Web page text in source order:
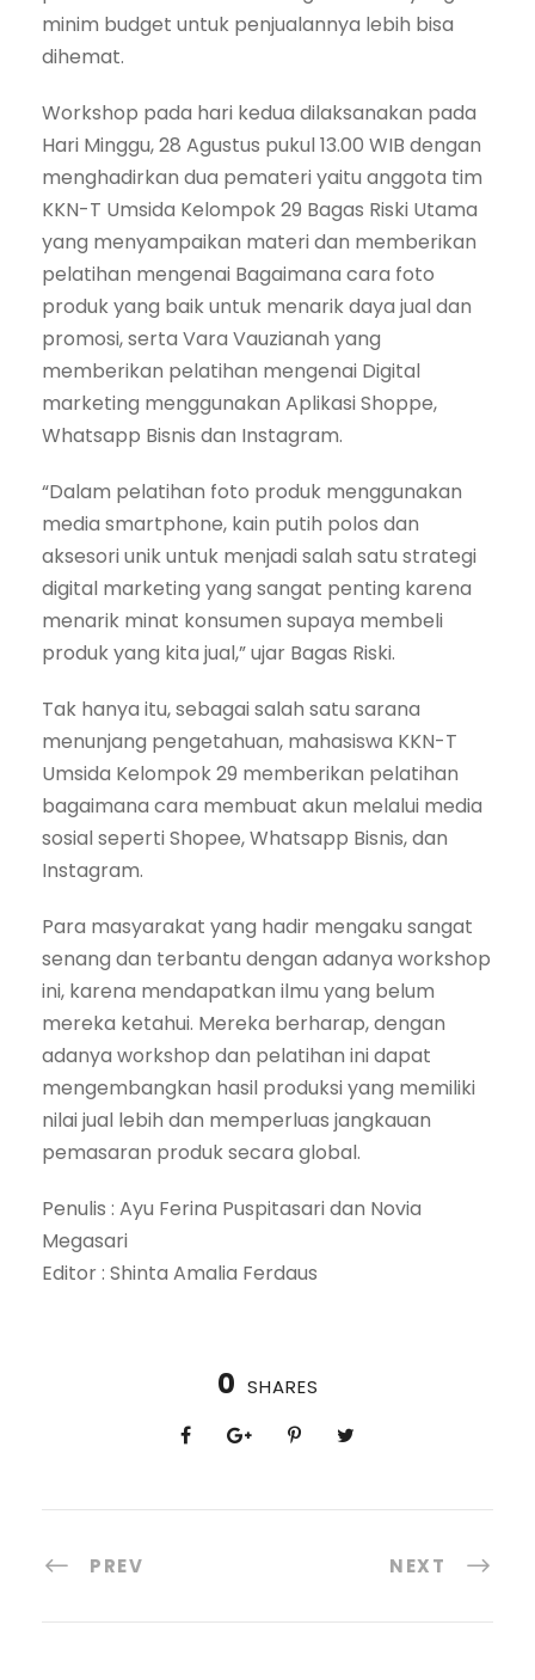
minim budget untuk penjualannya lebih bisa
dihemat.
Workshop pada hari kedua dilaksanakan pada
Hari Minggu, 28 Agustus pukul 13.00 WIB dengan
menghadirkan dua pemateri yaitu anggota tim
KKN-T Umsida Kelompok 29 Bagas Riski Utama
yang menyampaikan materi dan memberikan
pelatihan mengenai Bagaimana cara foto
produk yang baik untuk menarik daya jual dan
promosi, serta Vara Vauzianah yang
memberikan pelatihan mengenai Digital
marketing menggunakan Aplikasi Shoppe,
Whatsapp Bisnis dan Instagram.
“Dalam pelatihan foto produk menggunakan
media smartphone, kain putih polos dan
aksesori unik untuk menjadi salah satu strategi
digital marketing yang sangat penting karena
menarik minat konsumen supaya membeli
produk yang kita jual,” ujar Bagas Riski.
Tak hanya itu, sebagai salah satu sarana
menunjang pengetahuan, mahasiswa KKN-T
Umsida Kelompok 29 memberikan pelatihan
bagaimana cara membuat akun melalui media
sosial seperti Shopee, Whatsapp Bisnis, dan
Instagram.
Para masyarakat yang hadir mengaku sangat
senang dan terbantu dengan adanya workshop
ini, karena mendapatkan ilmu yang belum
mereka ketahui. Mereka berharap, dengan
adanya workshop dan pelatihan ini dapat
mengembangkan hasil produksi yang memiliki
nilai jual lebih dan memperluas jangkauan
pemasaran produk secara global.
Penulis : Ayu Ferina Puspitasari dan Novia
Megasari
Editor : Shinta Amalia Ferdaus
0 SHARES
PREV NEXT